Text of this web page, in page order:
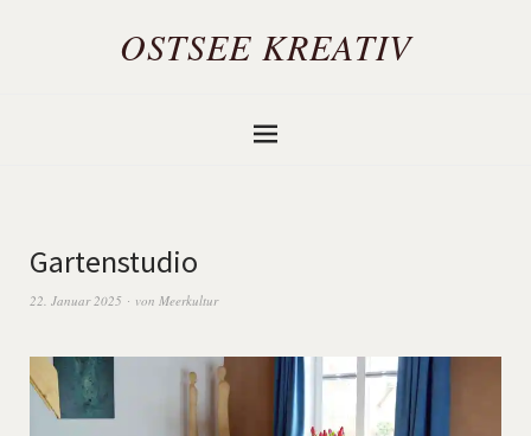
OSTSEE KREATIV
Gartenstudio
22. Januar 2025 von Meerkultur